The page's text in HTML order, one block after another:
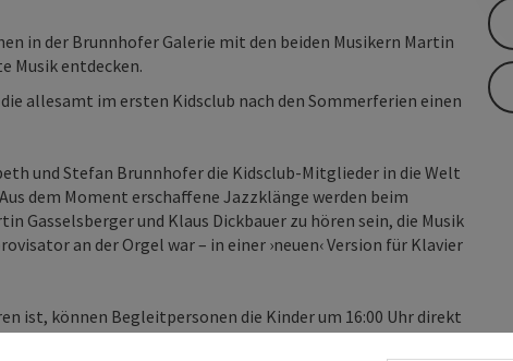
in der Brunnhofer Galerie mit den beiden Musikern Martin
Musik entdecken.
allesamt im ersten Kidsclub nach den Sommerferien einen
und Stefan Brunnhofer die Kidsclub-Mitglieder in die Welt
dem Moment erschaffene Jazzklänge werden beim
Gasselsberger und Klaus Dickbauer zu hören sein, die Musik
an der Orgel war – in einer ›neuen‹ Version für Klavier
ist, können Begleitpersonen die Kinder um 16:00 Uhr direkt
abholen. Kidsclub-Leiterin und Musikpädagogin Katharina